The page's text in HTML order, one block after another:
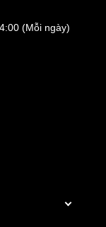
(Mỗi ngày)